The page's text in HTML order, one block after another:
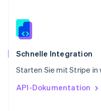
Schnelle Integration
Starten Sie mit Stripe in
API-Dokumentation
Spanien
Thailand
ไทยEnglish
English
English